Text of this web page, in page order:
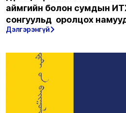
аймгийн болон сумдын
сонгуульд оролцох
Дэлгэрэнгүй